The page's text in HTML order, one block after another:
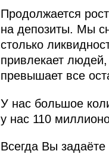
Продолжается
на депозиты. Мы
столько
привлекает
превышает все
У нас большое
у нас 110
Всегда Вы